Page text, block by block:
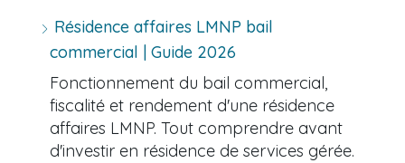
Résidence affaires LMNP bail
commercial | Guide 2026
Fonctionnement du bail commercial,
fiscalité et rendement d'une résidence
affaires LMNP. Tout comprendre avant
d'investir en résidence de services gérée.